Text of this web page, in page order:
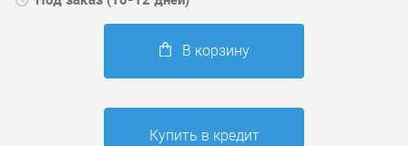
В корзину
Купить в кредит